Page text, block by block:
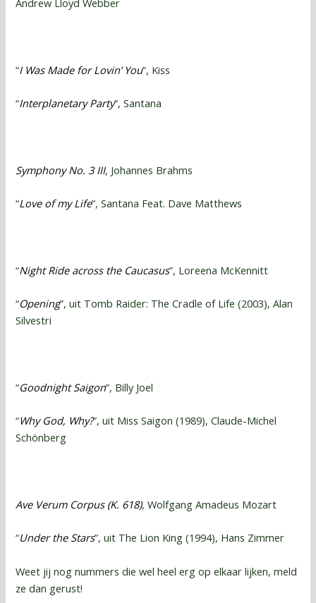
Andrew Lloyd Webber
“I Was Made for Lovin’ You”, Kiss
“Interplanetary Party”, Santana
Symphony No. 3 III, Johannes Brahms
“Love of my Life”, Santana Feat. Dave Matthews
“Night Ride across the Caucasus”, Loreena McKennitt
“Opening”, uit Tomb Raider: The Cradle of Life (2003), Alan
Silvestri
“Goodnight Saigon”, Billy Joel
“Why God, Why?”, uit Miss Saigon (1989), Claude-Michel
Schönberg
Ave Verum Corpus (K. 618), Wolfgang Amadeus Mozart
“Under the Stars”, uit The Lion King (1994), Hans Zimmer
Weet jij nog nummers die wel heel erg op elkaar lijken, meld
ze dan gerust!